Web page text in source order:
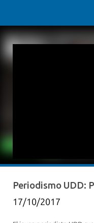
​Periodismo UDD:
17/10/2017